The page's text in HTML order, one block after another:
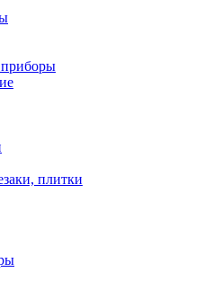
плитки